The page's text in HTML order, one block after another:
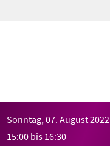
Sonntag, 07. August 2022
15:00 bis 16:30